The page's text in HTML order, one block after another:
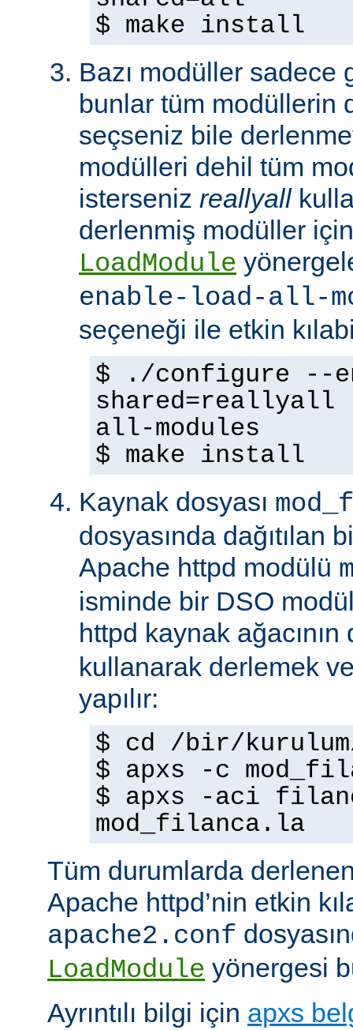
$ make install
Bazı modüller
bunlar tüm modüllerin
seçseniz bile
modülleri dehil tüm
isterseniz reallyall
derlenmiş modüller
LoadModule
enable-load-all-
seçeneği ile etkin
$ ./configure --
shared=reallyall
all-modules
$ make install
Kaynak dosyası
dosyasında dağıtılan
Apache httpd modülü
isminde bir DSO
httpd kaynak ağacının
kullanarak derlemek
yapılır:
$ cd /bir/
$ apxs -c
$ apxs -aci
mod_filanca.la
Tüm durumlarda
Apache httpd’nin etkin
apache2.conf
LoadModule yönergesi
Ayrıntılı bilgi için apxs